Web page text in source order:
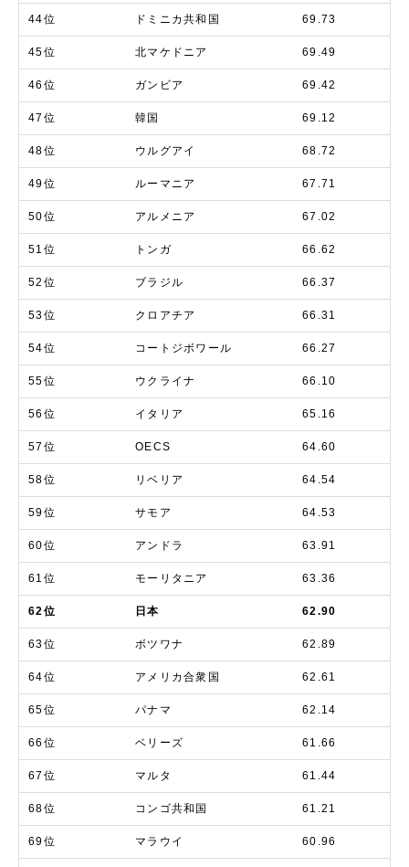
44位 ドミニカ共和国 69.73
45位 北マケドニア 69.49
46位 ガンビア 69.42
47位 韓国 69.12
48位 ウルグアイ 68.72
49位 ルーマニア 67.71
50位 アルメニア 67.02
51位 トンガ 66.62
52位 ブラジル 66.37
53位 クロアチア 66.31
54位 コートジボワール 66.27
55位 ウクライナ 66.10
56位 イタリア 65.16
57位 OECS 64.60
58位 リベリア 64.54
59位 サモア 64.53
60位 アンドラ 63.91
61位 モーリタニア 63.36
62位 日本 62.90
63位 ボツワナ 62.89
64位 アメリカ合衆国 62.61
65位 パナマ 62.14
66位 ベリーズ 61.66
67位 マルタ 61.44
68位 コンゴ共和国 61.21
69位 マラウイ 60.96